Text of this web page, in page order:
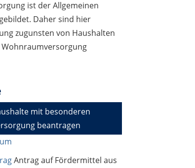
ist der Allgemeinen
Daher sind hier
zugunsten von Haushalten
mit besonderen
beantragen
Antrag auf Fördermittel aus